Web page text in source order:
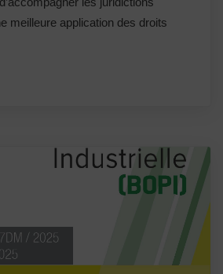
meilleure application des droits